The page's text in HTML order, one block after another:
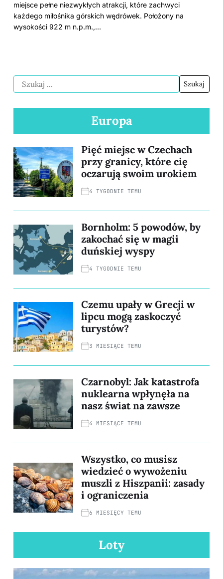
miejsce pełne niezwykłych atrakcji, które zachwyci
każdego miłośnika górskich wędrówek. Położony na
wysokości 922 m n.p.m.,…
Europa
Pięć miejsc w Czechach
przy granicy, które cię
oczarują swoim urokiem
4 TYGODNIE TEMU
Bornholm: 5 powodów, by
zakochać się w magii
duńskiej wyspy
4 TYGODNIE TEMU
Czemu upały w Grecji w
lipcu mogą zaskoczyć
turystów?
3 MIESIĄCE TEMU
Czarnobyl: Jak katastrofa
nuklearna wpłynęła na
nasz świat na zawsze
4 MIESIĄCE TEMU
Wszystko, co musisz
wiedzieć o wywożeniu
muszli z Hiszpanii: zasady
i ograniczenia
6 MIESIĘCY TEMU
Loty